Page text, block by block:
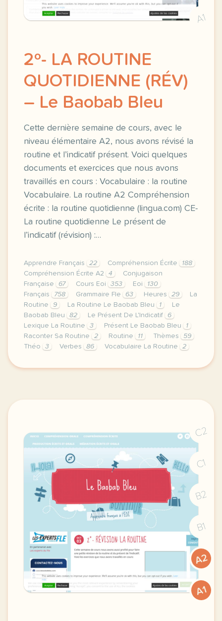
A1
2º- LA ROUTINE
QUOTIDIENNE (RÉV)
– Le Baobab Bleu
Cette dernière semaine de cours, avec le
niveau élémentaire A2, nous avons révisé la
routine et l’indicatif présent. Voici quelques
documents et exercices que nous avons
travaillés en cours : Vocabulaire : la routine
Vocabulaire. La routine A2 Compréhension
écrite : la routine quotidienne (lingua.com) CE-
La routine quotidienne Le présent de
l’indicatif (révision) :…
Apprendre Français 22 Compréhension Écrite
188
Compréhension Écrite A2
4
Conjugaison
Française
67 Cours Eoi 353 Eoi
130
Français
758 Grammaire Fle 63 Heures 29
La
Routine
9 La Routine Le Baobab Bleu 1
Le
Baobab Bleu
82 Le Présent De L'Indicatif
6
Lexique La Routine
3 Présent Le Baobab Bleu
1
Raconter Sa Routine
2 Routine 11 Thèmes
59
Théo
3 Verbes 86 Vocabulaire La Routine 2
image pixabay comcette derniere semaine de
C2
C1
B2
B1
A2
A1